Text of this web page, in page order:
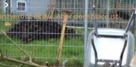
okay… Aber dogsplace ist